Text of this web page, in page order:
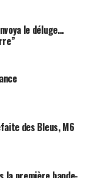
le déluge…
des Bleus, M6